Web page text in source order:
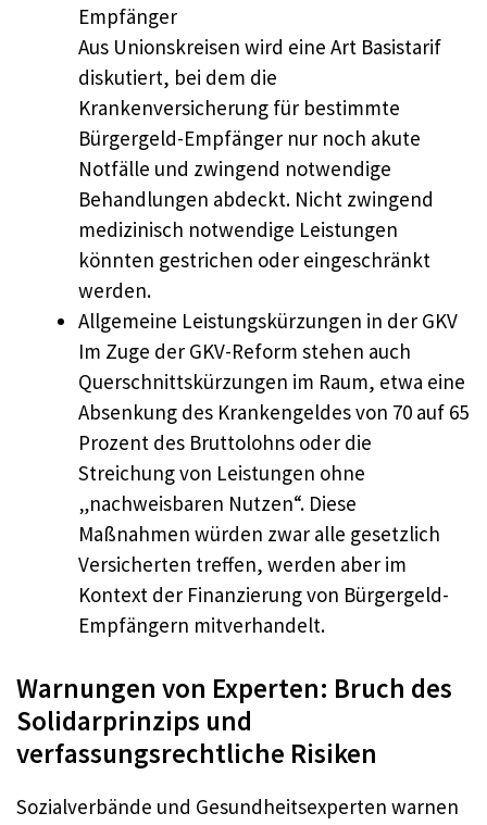
Empfänger
Aus Unionskreisen wird eine Art Basistarif
diskutiert, bei dem die
Krankenversicherung für bestimmte
Bürgergeld-Empfänger nur noch akute
Notfälle und zwingend notwendige
Behandlungen abdeckt. Nicht zwingend
medizinisch notwendige Leistungen
könnten gestrichen oder eingeschränkt
werden.
Allgemeine Leistungskürzungen in der GKV
Im Zuge der GKV-Reform stehen auch
Querschnittskürzungen im Raum, etwa eine
Absenkung des Krankengeldes von 70 auf 65
Prozent des Bruttolohns oder die
Streichung von Leistungen ohne
„nachweisbaren Nutzen“. Diese
Maßnahmen würden zwar alle gesetzlich
Versicherten treffen, werden aber im
Kontext der Finanzierung von Bürgergeld-
Empfängern mitverhandelt.
Warnungen von Experten: Bruch des
Solidarprinzips und
verfassungsrechtliche Risiken
Sozialverbände und Gesundheitsexperten warnen